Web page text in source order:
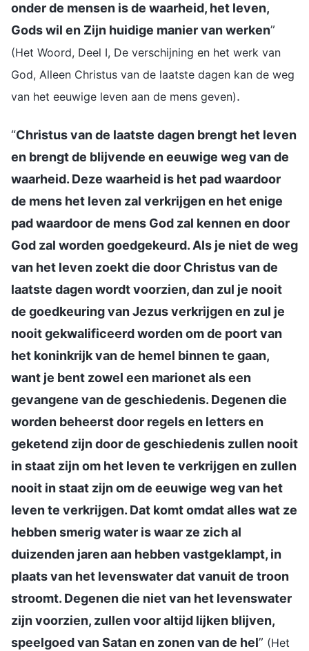
onder de mensen is de waarheid, het leven,
Gods wil en Zijn huidige manier van werken”
(Het Woord, Deel I, De verschijning en het werk van
God, Alleen Christus van de laatste dagen kan de weg
van het eeuwige leven aan de mens geven).
“Christus van de laatste dagen brengt het leven
en brengt de blijvende en eeuwige weg van de
waarheid. Deze waarheid is het pad waardoor
de mens het leven zal verkrijgen en het enige
pad waardoor de mens God zal kennen en door
God zal worden goedgekeurd. Als je niet de weg
van het leven zoekt die door Christus van de
laatste dagen wordt voorzien, dan zul je nooit
de goedkeuring van Jezus verkrijgen en zul je
nooit gekwalificeerd worden om de poort van
het koninkrijk van de hemel binnen te gaan,
want je bent zowel een marionet als een
gevangene van de geschiedenis. Degenen die
worden beheerst door regels en letters en
geketend zijn door de geschiedenis zullen nooit
in staat zijn om het leven te verkrijgen en zullen
nooit in staat zijn om de eeuwige weg van het
leven te verkrijgen. Dat komt omdat alles wat ze
hebben smerig water is waar ze zich al
duizenden jaren aan hebben vastgeklampt, in
plaats van het levenswater dat vanuit de troon
stroomt. Degenen die niet van het levenswater
zijn voorzien, zullen voor altijd lijken blijven,
speelgoed van Satan en zonen van de hel” (Het